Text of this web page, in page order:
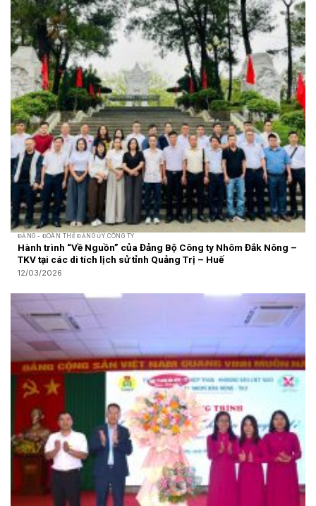
ĐẢNG - ĐOÀN THỂ ĐẢNG ỦY CÔNG TY
Hành trình “Về Nguồn” của Đảng Bộ Công ty Nhôm Đắk Nông –
TKV tại các di tích lịch sử tỉnh Quảng Trị – Huế
12/03/2026